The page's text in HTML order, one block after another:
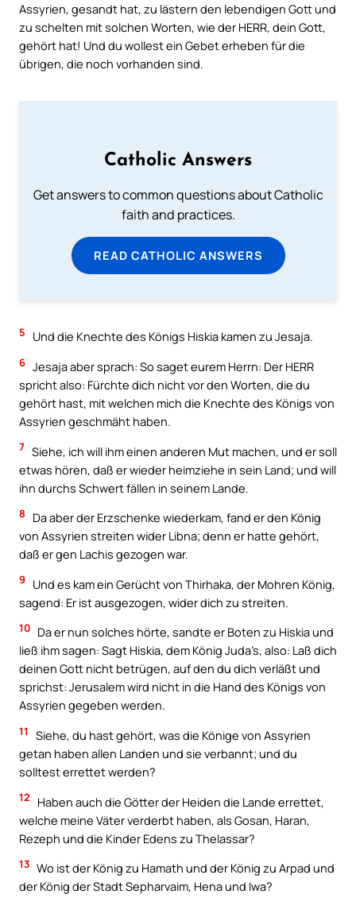
Assyrien, gesandt hat, zu lästern den lebendigen Gott und
zu schelten mit solchen Worten, wie der HERR, dein Gott,
gehört hat! Und du wollest ein Gebet erheben für die
übrigen, die noch vorhanden sind.
Catholic Answers
Get answers to common questions about Catholic
faith and practices.
READ CATHOLIC ANSWERS
5 Und die Knechte des Königs Hiskia kamen zu Jesaja.
6 Jesaja aber sprach: So saget eurem Herrn: Der HERR
spricht also: Fürchte dich nicht vor den Worten, die du
gehört hast, mit welchen mich die Knechte des Königs von
Assyrien geschmäht haben.
7 Siehe, ich will ihm einen anderen Mut machen, und er soll
etwas hören, daß er wieder heimziehe in sein Land; und will
ihn durchs Schwert fällen in seinem Lande.
8
Da aber der Erzschenke wiederkam, fand er den König
von Assyrien streiten wider Libna; denn er hatte gehört,
daß er gen Lachis gezogen war.
9
Und es kam ein Gerücht von Thirhaka, der Mohren König,
sagend: Er ist ausgezogen, wider dich zu streiten.
10 Da er nun solches hörte, sandte er Boten zu Hiskia und
ließ ihm sagen: Sagt Hiskia, dem König Juda’s, also: Laß dich
deinen Gott nicht betrügen, auf den du dich verläßt und
sprichst: Jerusalem wird nicht in die Hand des Königs von
Assyrien gegeben werden.
11
Siehe, du hast gehört, was die Könige von Assyrien
getan haben allen Landen und sie verbannt; und du
solltest errettet werden?
12
Haben auch die Götter der Heiden die Lande errettet,
welche meine Väter verderbt haben, als Gosan, Haran,
Rezeph und die Kinder Edens zu Thelassar?
13 Wo ist der König zu Hamath und der König zu Arpad und
der König der Stadt Sepharvaim, Hena und Iwa?